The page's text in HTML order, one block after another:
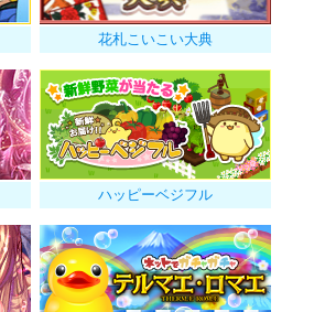
花札こいこい大典
ハッピーベジフル